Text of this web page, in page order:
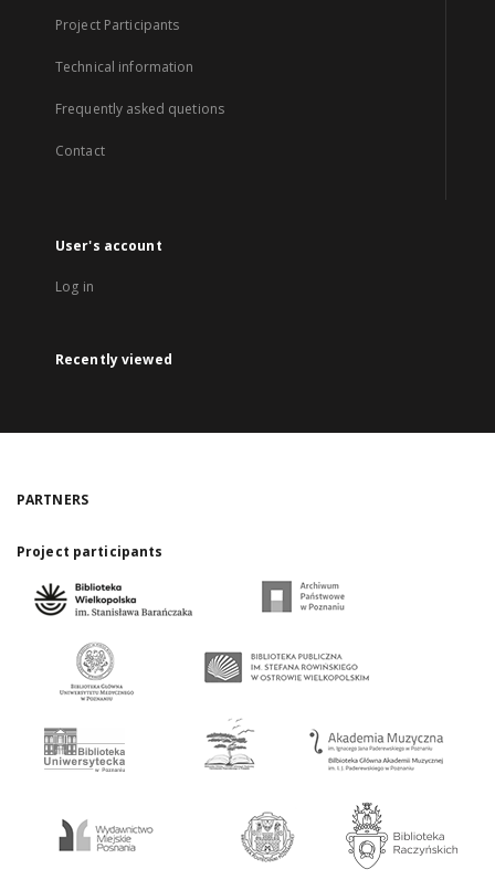
Project Participants
Technical information
Frequently asked quetions
Contact
User's account
Log in
Recently viewed
PARTNERS
Project participants